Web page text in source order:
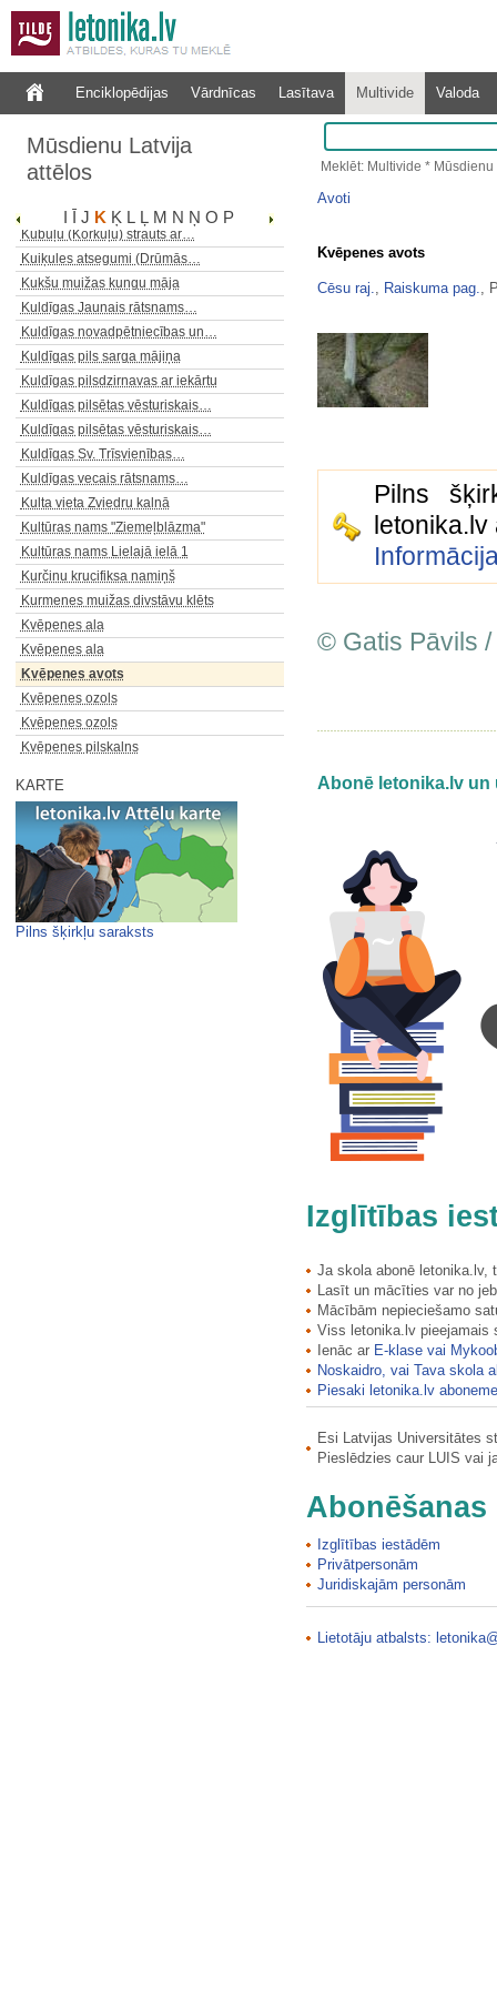
Enciklopēdijas Vārdnīcas Lasītava Multivide Valoda
Mūsdienu Latvija
attēlos
J K Ķ L Ļ M N Ņ O P
Krustpils Sv. Nikolaja baznīca…
Krustpils viduslaiku pils
Krūtes luterāņu baznīca
Kubeles (Kubalu) skola (muzejs)
Kubeseles ala (Runtiņala)
Kubeseles ala (Runtiņala)
Kubuļu (Korkuļu) strauts ar…
Kubuļu (Korkuļu) strauts ar…
Kuiķules atsegumi (Drūmās…
Kukšu muižas kungu māja
Kuldīgas Jaunais rātsnams…
Kuldīgas novadpētniecības un…
Kuldīgas pils sarga mājiņa
Kuldīgas pilsdzirnavas ar iekārtu
Kuldīgas pilsētas vēsturiskais…
Kuldīgas pilsētas vēsturiskais…
Kuldīgas Sv. Trīsvienības…
Kuldīgas vecais rātsnams…
Kulta vieta Zviedru kalnā
Kultūras nams "Ziemeļblāzma"
Kultūras nams Lielajā ielā 1
Kurčinu krucifiksa namiņš
Kurmenes muižas divstāvu klēts
Kvēpenes ala
Kvēpenes ala
Kvēpenes avots
Kvēpenes ozols
Kvēpenes ozols
Kvēpenes pilskalns
KARTE
Pilns šķirkļu saraksts
Meklēt: Multivide *
Avoti
Kvēpenes avots
Cēsu raj. Raiskuma pag. ,
Pilns
© Gatis Pāvils /
Abonē letonika.lv un
Izglītības
Ja skola abonē letonika.lv,
Lasīt un mācīties var no
Mācībām nepieciešamo
Viss letonika.lv
Ienāc ar E-klase vai
Noskaidro, vai Tava skola
Piesaki letonika.lv
Esi Latvijas Universitātes
Pieslēdzies caur LUIS vai
Abonēšanas
Izglītības iestādēm
Privātpersonām
Juridiskajām personām
Lietotāju atbalsts: